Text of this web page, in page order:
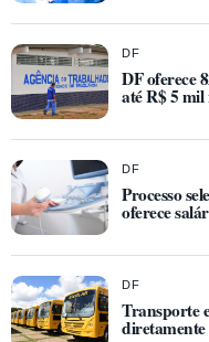
DF
DF oferece
até R$ 5
DF
Processo
oferece
DF
Transporte